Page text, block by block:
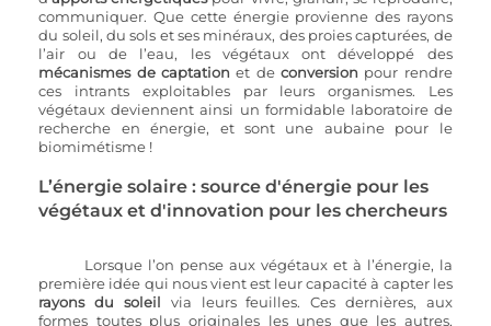
communiquer. Que cette énergie provienne des rayons
du soleil, du sols et ses minéraux, des proies capturées, de
l’air ou de l’eau, les végétaux ont développé des
mécanismes de captation et de conversion pour rendre
ces intrants exploitables par leurs organismes. Les
végétaux deviennent ainsi un formidable laboratoire de
recherche en énergie, et sont une aubaine pour le
biomimétisme !
L’énergie solaire : source d'énergie pour les
végétaux et d'innovation pour les chercheurs
première idée qui nous vient est leur capacité à capter les
rayons du soleil via leurs feuilles. Ces dernières, aux